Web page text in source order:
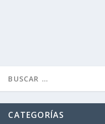
CATEGORÍAS